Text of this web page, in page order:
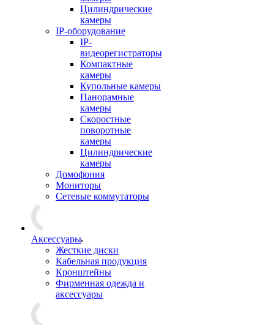
Цилиндрические
камеры
IP-оборудование
IP-
видеорегистраторы
Компактные
камеры
Купольные камеры
Панорамные
камеры
Скоростные
поворотные
камеры
Цилиндрические
камеры
Домофония
Мониторы
Сетевые коммутаторы
Аксессуары
Жесткие диски
Кабельная продукция
Кронштейны
Фирменная одежда и
аксессуары